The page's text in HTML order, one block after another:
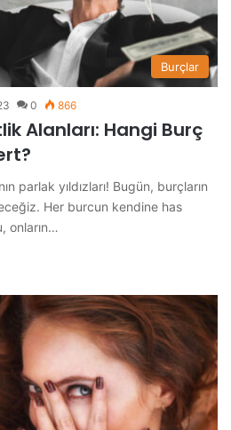
Burçlar
0 866
Alanları: Hangi Burç
parlak yıldızları! Bugün, burçların
Her burcun kendine has
onların…